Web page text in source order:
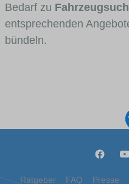
Bedarf zu
entsprechenden
bündeln.
Ratgeber FAQ Presse